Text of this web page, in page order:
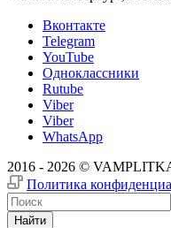
Вконтакте
Telegram
YouTube
Одноклассники
Rutube
Viber
Viber
WhatsApp
2016 - 2026 ©
Политика
Найти